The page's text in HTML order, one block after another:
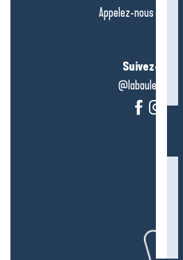
Appelez-nous en
Suivez-nous !